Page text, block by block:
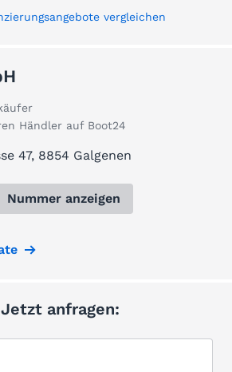
vergleichen
Händler auf Boot24
47, 8854 Galgenen
Nummer anzeigen
anfragen: